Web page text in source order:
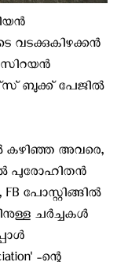
വടക്കുകിഴക്കൻ
സിറയൻ
ബുക്ക് പേജിൽ
കഴിഞ്ഞ അവരെ,
പുരോഹിതൻ
പോസ്റ്റിങ്ങിൽ
ചർച്ചകൾ